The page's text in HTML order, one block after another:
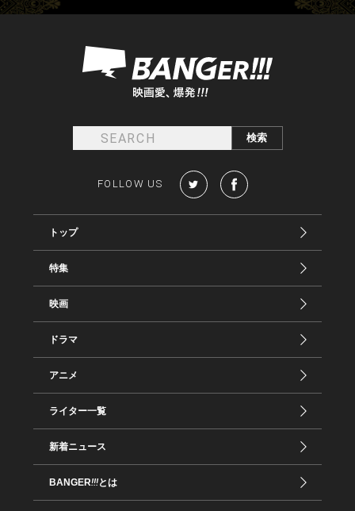
FOLLOW US
トップ
特集
映画
ドラマ
アニメ
ライター一覧
新着ニュース
BANGER!!!とは